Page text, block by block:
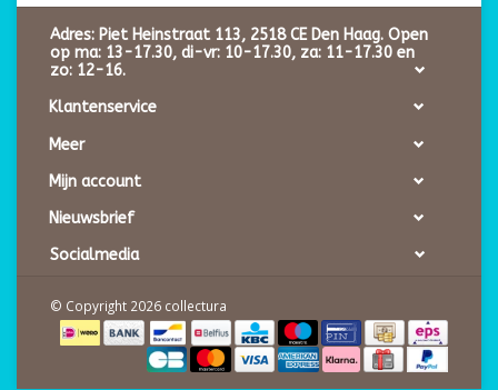
Adres: Piet Heinstraat 113, 2518 CE Den Haag. Open
op ma: 13-17.30, di-vr: 10-17.30, za: 11-17.30 en
zo: 12-16.
Klantenservice
Meer
Mijn account
Nieuwsbrief
Socialmedia
© Copyright 2026 collectura